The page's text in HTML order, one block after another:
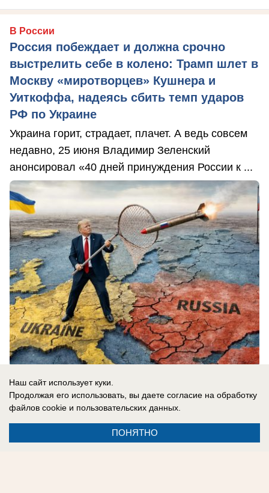
В России
Россия побеждает и должна срочно
выстрелить себе в колено: Трамп шлет в
Москву «миротворцев» Кушнера и
Уиткоффа, надеясь сбить темп ударов
РФ по Украине
Украина горит, страдает, плачет. А ведь совсем
недавно, 25 июня Владимир Зеленский
анонсировал «40 дней принуждения России к ...
10.08.2026
Наш сайт использует куки.
Продолжая его использовать, вы даете согласие на обработку
файлов cookie и пользовательских данных.
ПОНЯТНО